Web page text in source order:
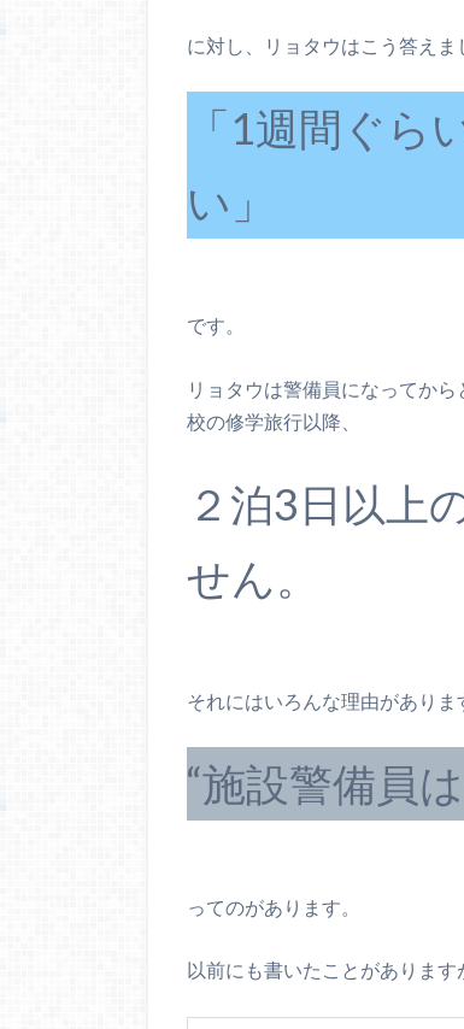
に対し、リョタウはこう答えま
「1週間ぐら
い」
です。
リョタウは警備員になってか
校の修学旅行以降、
２泊3日以上
せん。
それにはいろんな理由があり
“施設警備員
ってのがあります。
以前にも書いたことがありま